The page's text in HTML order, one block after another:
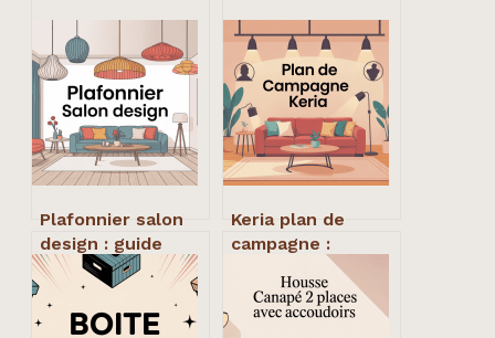
Plafonnier salon
design : guide
complet pour un
éclairage à la fois
déco et pratique
Keria plan de
campagne :
comment réussir
votre éclairage de
pièce